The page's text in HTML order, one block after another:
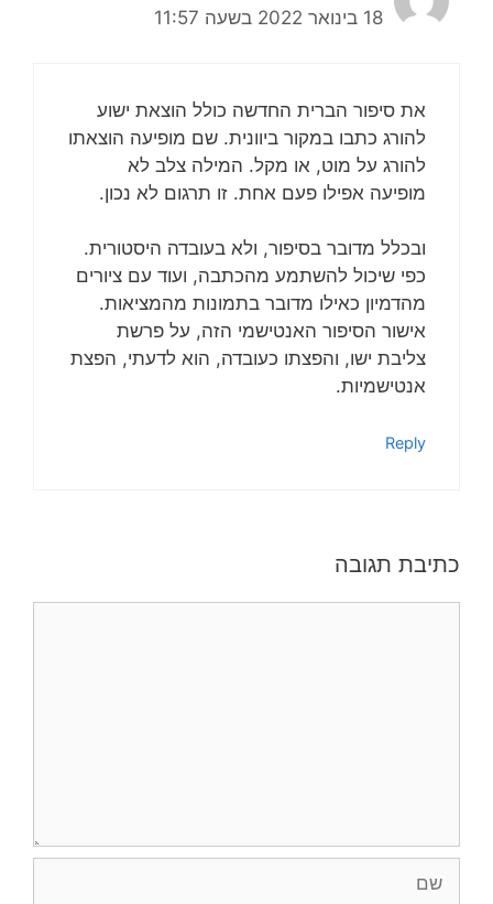
18 בינואר 2022 בשעה 11:57
את סיפור הברית החדשה כולל הוצאת ישוע
להורג כתבו במקור ביוונית. שם מופיעה הוצאתו
להורג על מוט, או מקל. המילה צלב לא
מופיעה אפילו פעם אחת. זו תרגום לא נכון.
ובכלל מדובר בסיפור, ולא בעובדה היסטורית.
כפי שיכול להשתמע מהכתבה, ועוד עם ציורים
מהדמיון כאילו מדובר בתמונות מהמציאות.
אישור הסיפור האנטישמי הזה, על פרשת
צליבת ישו, והפצתו כעובדה, הוא לדעתי, הפצת
אנטישמיות.
Reply
כתיבת תגובה